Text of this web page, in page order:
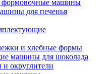
формовочные машины
для печенья
и хлебные формы
машины для шоколада
и округлители